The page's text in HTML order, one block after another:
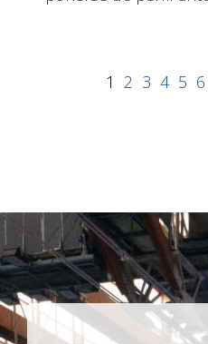
1 2 3 4 5 6